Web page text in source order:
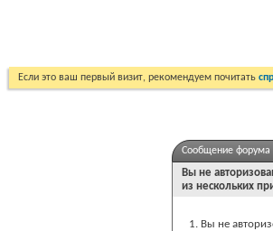
Если это ваш первый визит, рекомендуем почитать
Сообщение форума
Вы не
из нескольких
Вы не